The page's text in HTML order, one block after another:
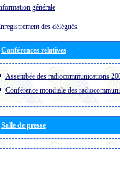
générale
des délégués
Conférences relatives
Assembée des radiocommunications
Conférence mondiale des
Salle de presse